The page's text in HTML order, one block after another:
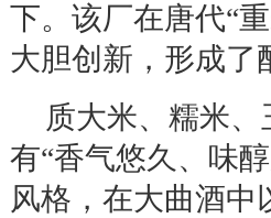
下。该厂在唐代“
大胆创新，形成了
质大米、糯米
有“香气悠久、味
风格，在大曲酒中